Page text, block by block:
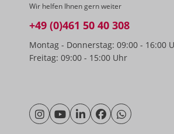
Wir helfen Ihnen gern weiter
+49 (0)461 50 40 308
Montag - Donnerstag: 09:00 - 16:00
Freitag: 09:00 - 15:00 Uhr